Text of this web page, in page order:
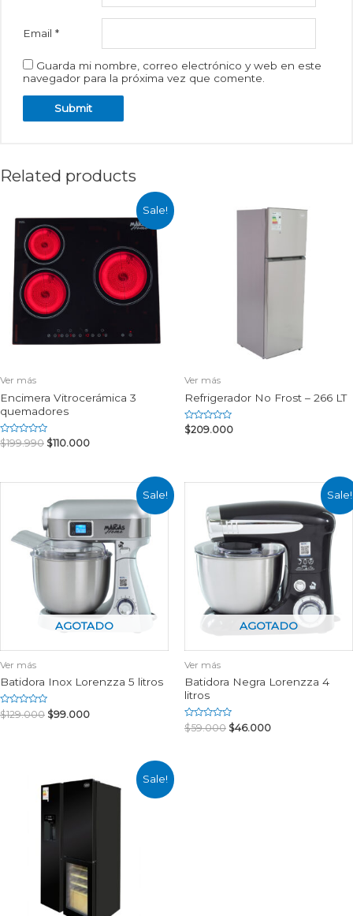
Email*
Guarda mi nombre, correo electrónico y web en este
navegador para la próxima vez que comente.
Related products
Sale!
Ver más
Encimera Vitrocerámica 3
quemadores
Rated
0
$199.990 $110.000
Ver más
Refrigerador No Frost – 266 LT
Rated
0
$209.000
Sale!
AGOTADO
Ver más
Batidora Inox Lorenzza 5 litros
Rated
0
$129.000 $99.000
Sale!
AGOTADO
Ver más
Batidora Negra Lorenzza 4
litros
Rated
0
$59.000 $46.000
Sale!